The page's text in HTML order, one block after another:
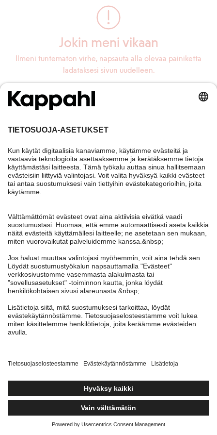
Jokin meni vikaan
Ilmeni tuntematon virhe, napsauta alla olevaa painiketta
ladataksesi sivun uudelleen.
Lataa sivu uudelleen